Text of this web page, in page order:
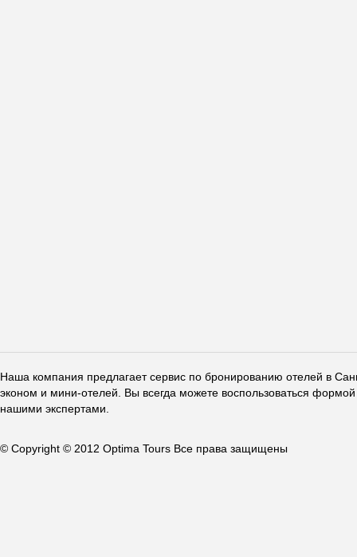
Наша компания предлагает сервис по бронированию отелей в
эконом и мини-отелей. Вы всегда можете воспользоваться
нашими экспертами.
© Copyright © 2012 Optima Tours Все права защищены